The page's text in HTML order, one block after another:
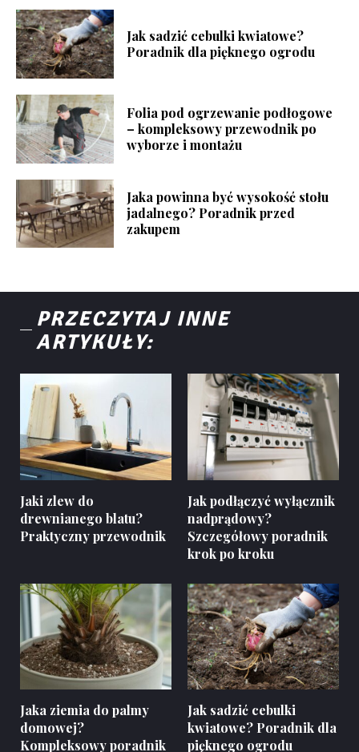
Jak sadzić cebulki kwiatowe?
Poradnik dla pięknego ogrodu
Folia pod ogrzewanie podłogowe
– kompleksowy przewodnik po
wyborze i montażu
Jaka powinna być wysokość stołu
jadalnego? Poradnik przed
zakupem
PRZECZYTAJ INNE
ARTYKUŁY:
Jaki zlew do
drewnianego blatu?
Praktyczny przewodnik
Jak podłączyć wyłącznik
nadprądowy?
Szczegółowy poradnik
krok po kroku
Jaka ziemia do palmy
domowej?
Kompleksowy poradnik
Jak sadzić cebulki
kwiatowe? Poradnik dla
pięknego ogrodu